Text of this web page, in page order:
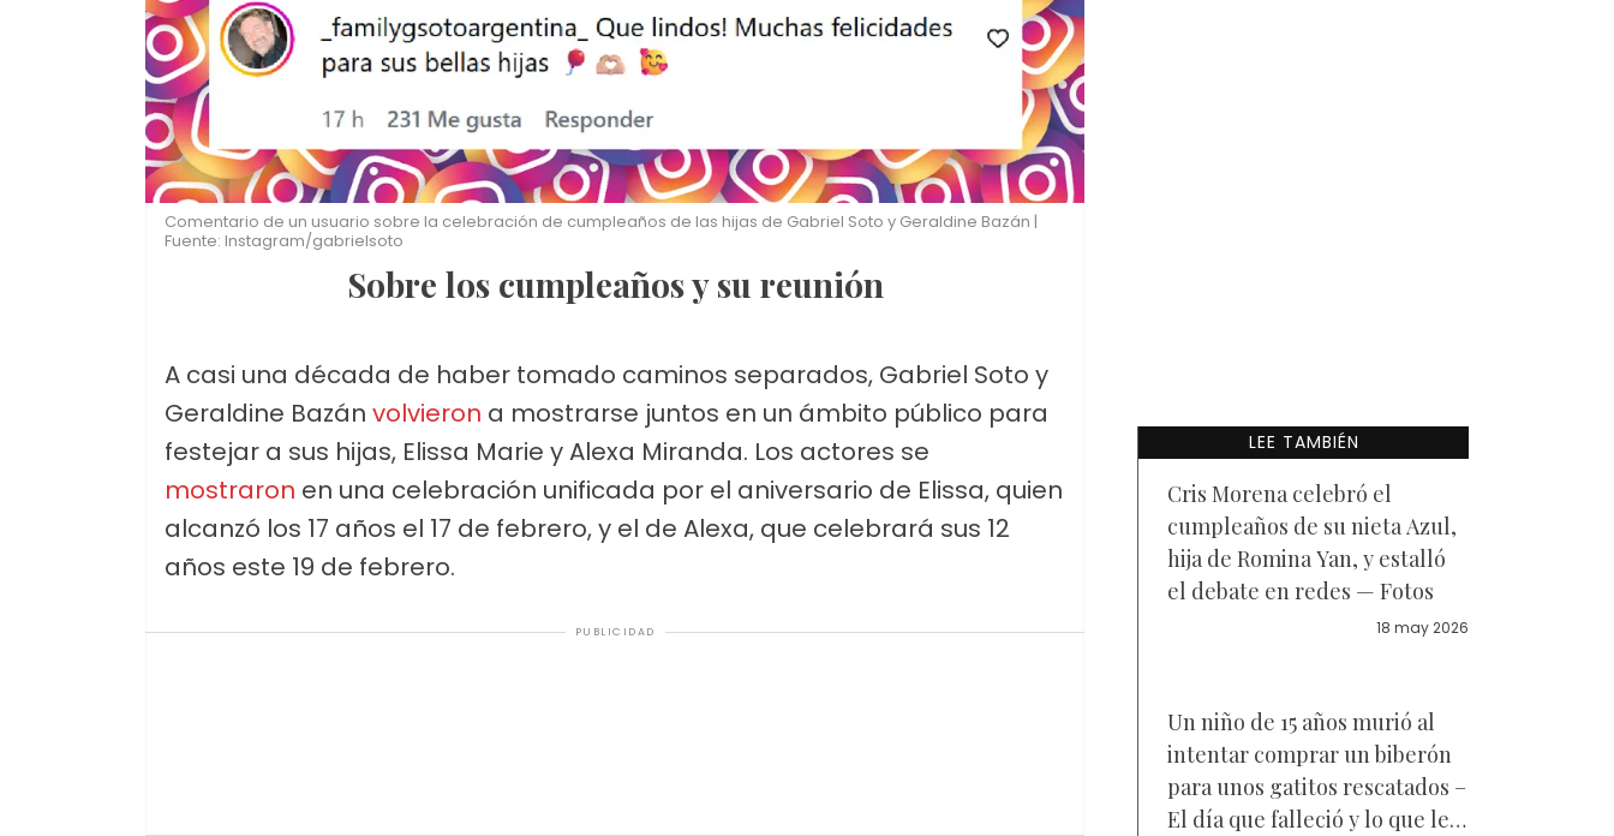
Comentario de un usuario sobre la celebración de cumpleaños de las hijas de Gabriel Soto y Geraldine Bazán |
Fuente: Instagram/gabrielsoto
Sobre los cumpleaños y su reunión
A casi una década de haber tomado caminos separados, Gabriel Soto y
Geraldine Bazán volvieron a mostrarse juntos en un ámbito público para
festejar a sus hijas, Elissa Marie y Alexa Miranda. Los actores se
mostraron en una celebración unificada por el aniversario de Elissa, quien
alcanzó los 17 años el 17 de febrero, y el de Alexa, que celebrará sus 12
años este 19 de febrero.
PUBLICIDAD
LEE TAMBIÉN
Cris Morena celebró el
cumpleaños de su nieta Azul,
hija de Romina Yan, y estalló
el debate en redes — Fotos
18 may 2026
Un niño de 15 años murió al
intentar comprar un biberón
para unos gatitos rescatados –
El día que falleció y lo que les